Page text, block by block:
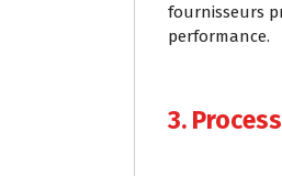
fournisseurs
performance.
3.